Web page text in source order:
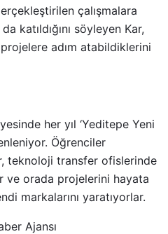
çalışmalara
katıldığını söyleyen Kar,
adım atabildiklerini
her yıl ‘Yeditepe Yeni
Öğrenciler
teknoloji transfer ofislerinde
ve orada projelerini hayata
markalarını yaratıyorlar.
Ajansı